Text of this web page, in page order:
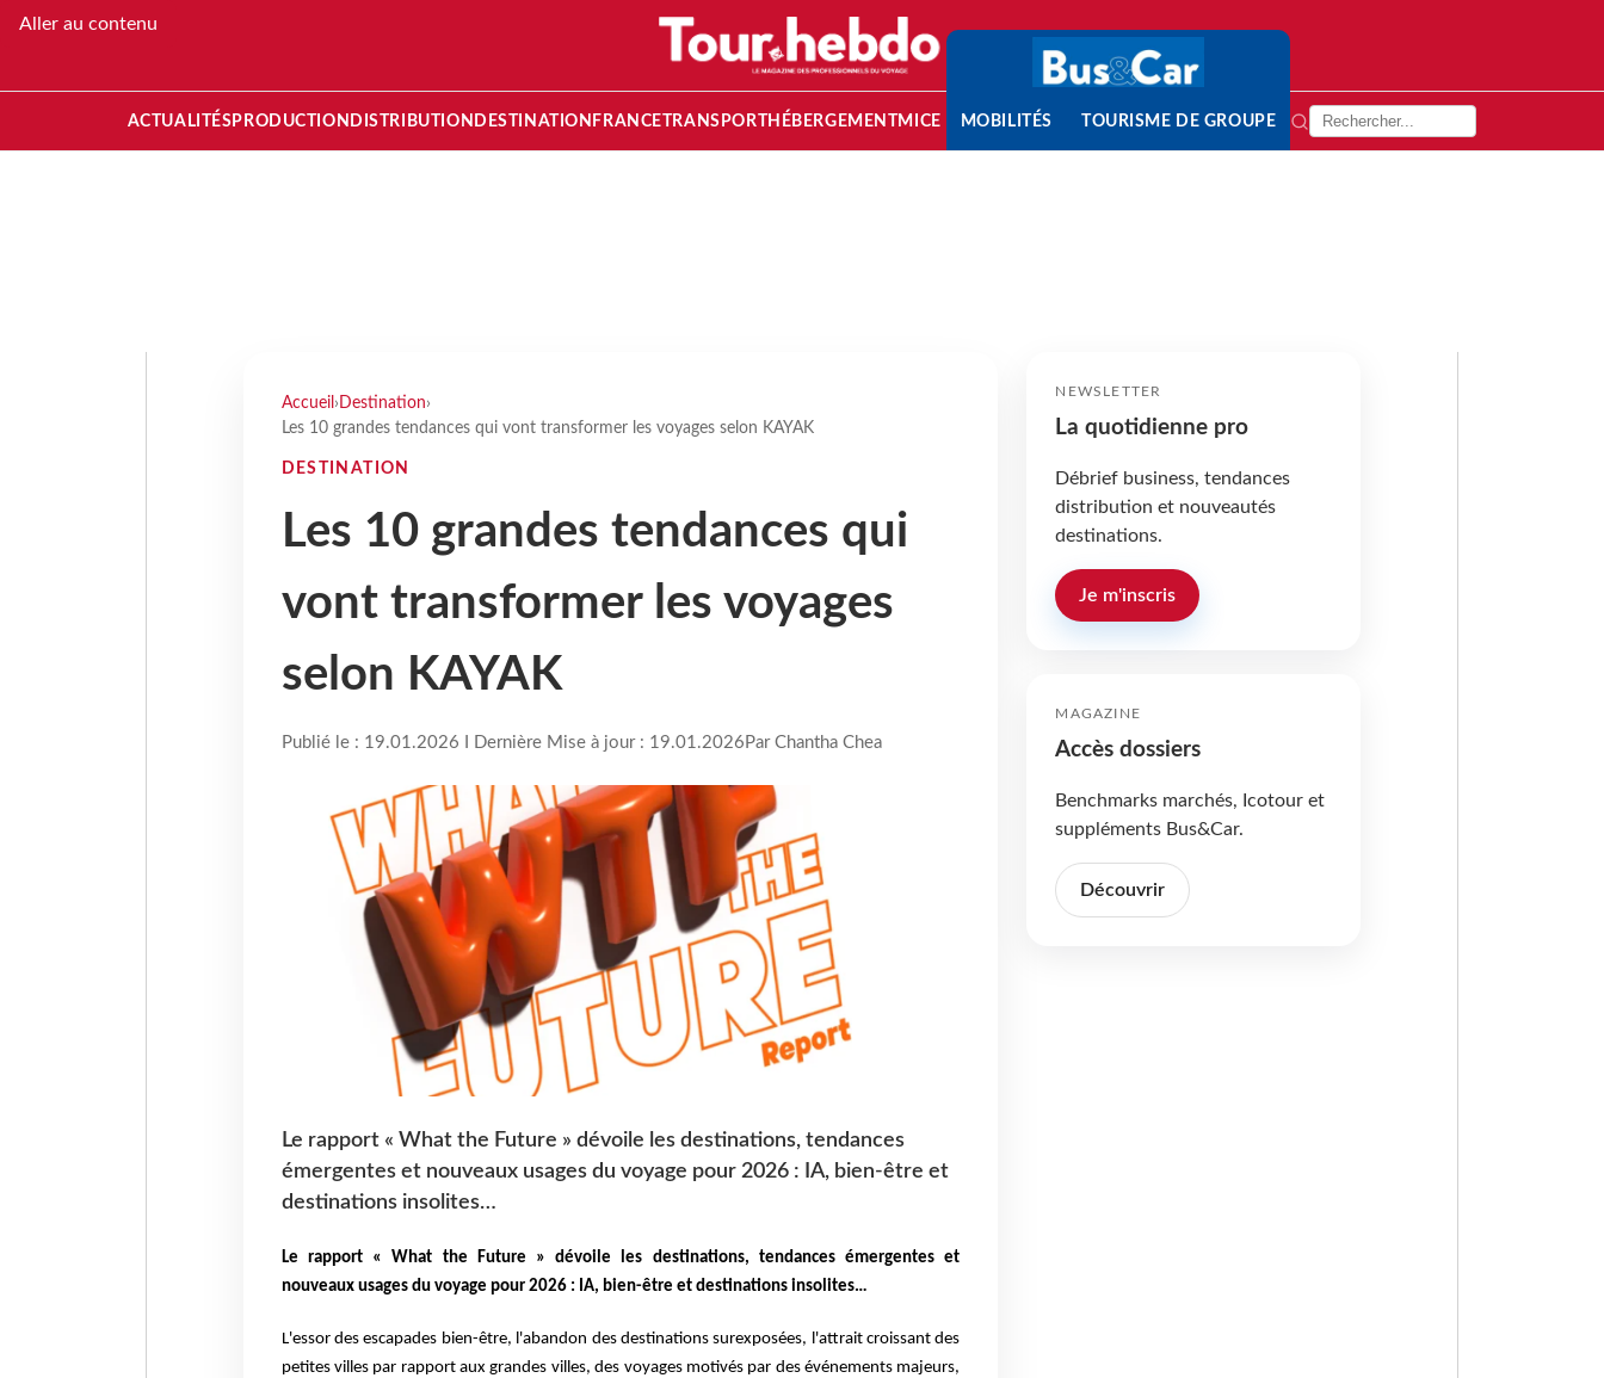
Aller au contenu
ACTUALITÉS PRODUCTION DISTRIBUTION DESTINATION FRANCETRANSPORT HÉBERGEMENTMICE MOBILITÉS TOURISME DE GROUPE
Accueil › Destination›
Les 10 grandes tendances qui vont transformer les voyages selon KAYAK
DESTINATION
Les 10 grandes tendances qui
vont transformer les voyages
selon KAYAK
Publié le : 19.01.2026 I Dernière Mise à jour : 19.01.2026 Par Chantha Chea
Le rapport « What the Future » dévoile les destinations, tendances
émergentes et nouveaux usages du voyage pour 2026 : IA, bien-être et
destinations insolites…
Le rapport « What the Future » dévoile les destinations, tendances émergentes et
nouveaux usages du voyage pour 2026 : IA, bien-être et destinations insolites…
L'essor des escapades bien-être, l'abandon des destinations surexposées, l'attrait croissant des
petites villes par rapport aux grandes villes, des voyages motivés par des événements majeurs,
NEWSLETTER
La quotidienne pro
Débrief business, tendances
distribution et nouveautés
destinations.
Je m'inscris
MAGAZINE
Accès dossiers
Benchmarks marchés, Icotour et
suppléments Bus&Car.
Découvrir